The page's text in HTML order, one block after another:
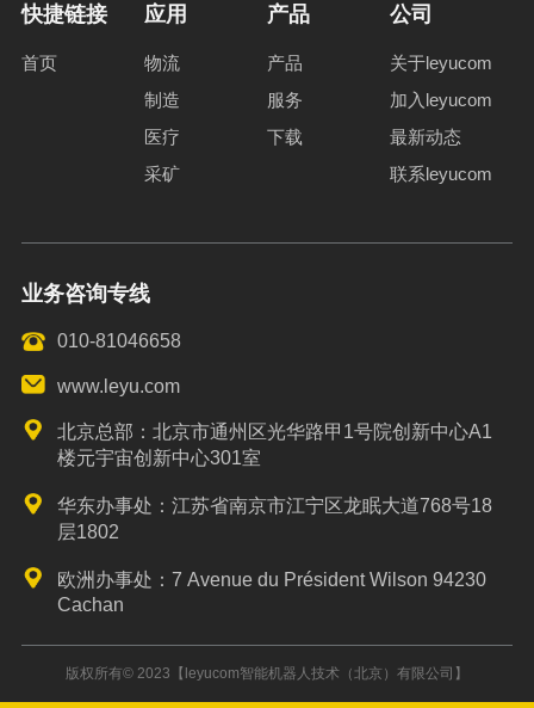
快捷链接
首页
应用
物流
制造
医疗
采矿
产品
产品
服务
下载
公司
关于leyucom
加入leyucom
最新动态
联系leyucom
业务咨询专线
010-81046658
www.leyu.com
北京总部：北京市通州区光华路甲1号院创新中心A1
楼元宇宙创新中心301室
华东办事处：江苏省南京市江宁区龙眠大道768号18
层1802
欧洲办事处：7 Avenue du Président Wilson 94230
Cachan
版权所有© 2023【leyucom智能机器人技术（北京）有限公司】